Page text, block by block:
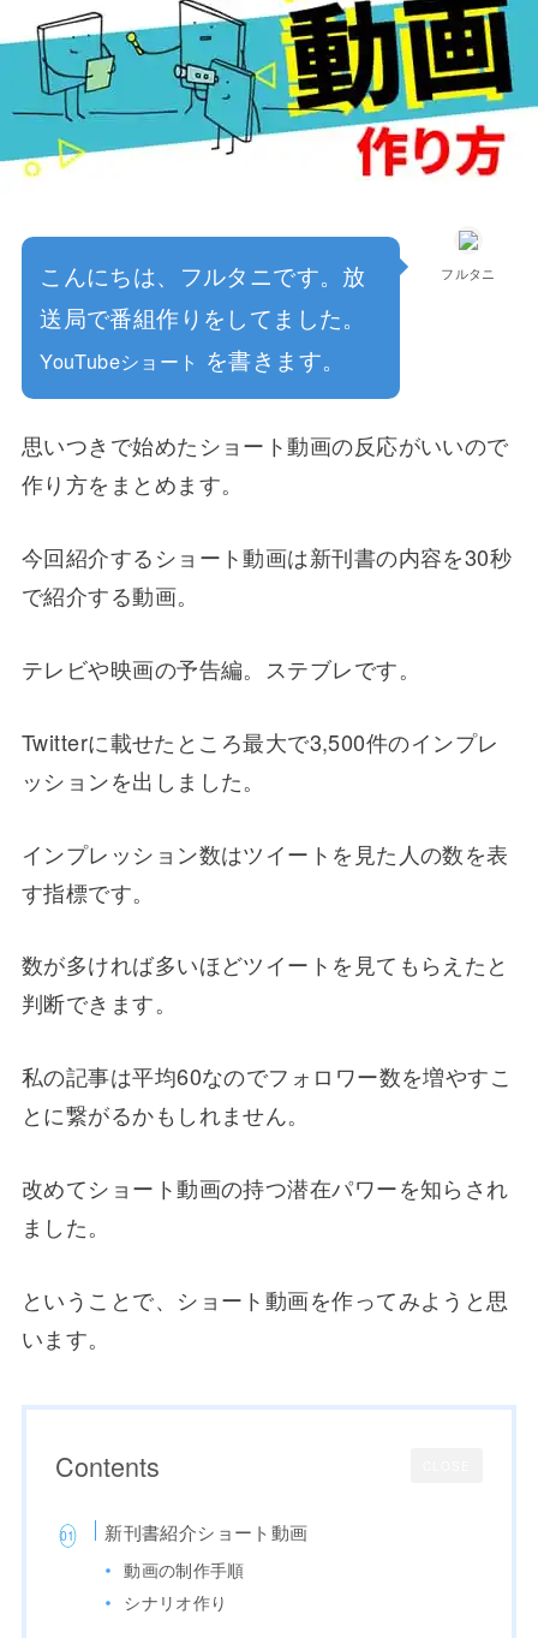
フルタニ
こんにちは、フルタニです。放
送局で番組作りをしてました。
YouTubeショート を書きます。
思いつきで始めたショート動画の反応がいいので
作り方をまとめます。
今回紹介するショート動画は新刊書の内容を30秒
で紹介する動画。
テレビや映画の予告編。ステブレです。
Twitterに載せたところ最大で3,500件のインプレ
ッションを出しました。
インプレッション数はツイートを見た人の数を表
す指標です。
数が多ければ多いほどツイートを見てもらえたと
判断できます。
私の記事は平均60なのでフォロワー数を増やすこ
とに繋がるかもしれません。
改めてショート動画の持つ潜在パワーを知らされ
ました。
ということで、ショート動画を作ってみようと思
います。
Contents
新刊書紹介ショート動画
動画の制作手順
シナリオ作り